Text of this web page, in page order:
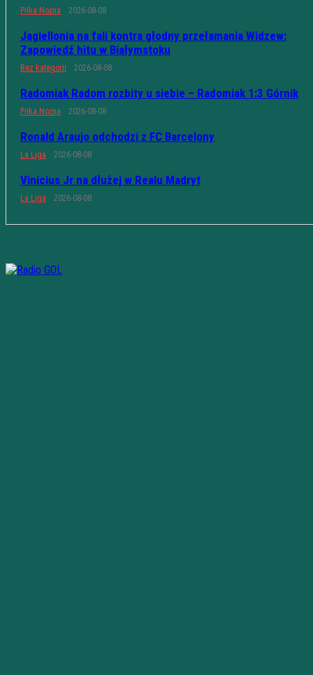
Piłka Nożna 2026-08-08
Jagiellonia na fali kontra głodny przełamania Widzew:
Zapowiedź hitu w Białymstoku
Bez kategorii 2026-08-08
Radomiak Radom rozbity u siebie – Radomiak 1:3 Górnik
Piłka Nożna 2026-08-08
Ronald Araujo odchodzi z FC Barcelony
La Liga 2026-08-08
Vinicius Jr na dłużej w Realu Madryt
La Liga 2026-08-08